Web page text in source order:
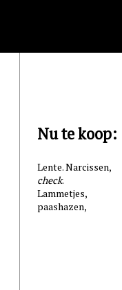
Nu te koop:
Lente. Narcissen,
check.
Lammetjes,
paashazen,